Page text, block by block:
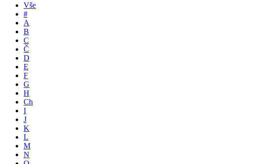
Vše
#
A
B
C
Č
D
E
F
G
H
Ch
I
J
K
L
M
N